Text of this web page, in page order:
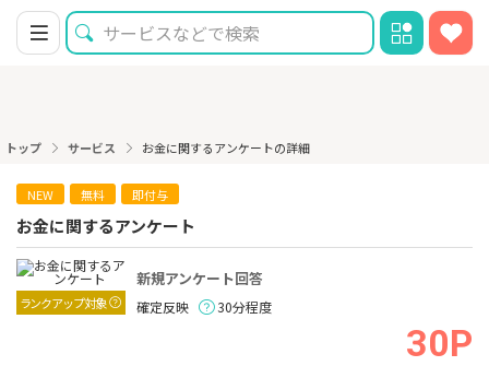
トップ サービス お金に関するアンケートの詳細
NEW 無料 即付与
お金に関するアンケート
ランクアップ対象
新規アンケート回答
確定反映 30分程度
30P